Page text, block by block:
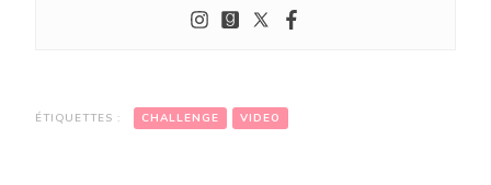
ÉTIQUETTES : CHALLENGE VIDEO